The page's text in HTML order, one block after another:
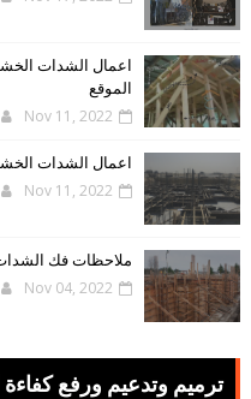
اعمال الشدات
الموقع
Nov 11, 2022
اعمال الشدات
Nov 11, 2022
ملاحظات فك
Nov 04, 2022
ترميم وتدعيم ورفع